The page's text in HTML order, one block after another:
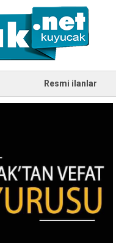
Resmi ilanlar